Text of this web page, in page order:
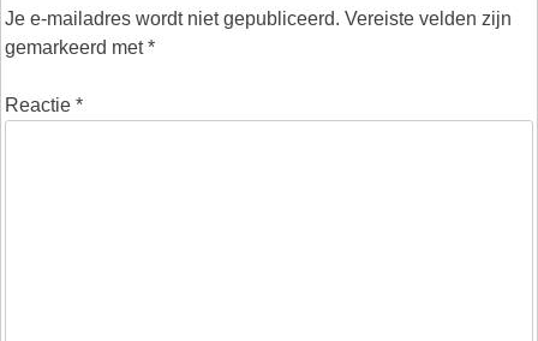
Je e-mailadres wordt niet gepubliceerd. Vereiste velden zijn
gemarkeerd met*
Reactie *